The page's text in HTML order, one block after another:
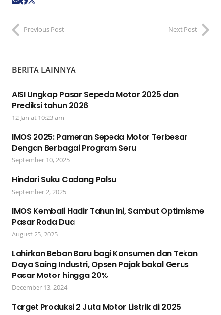
Previous Post Next Post
BERITA LAINNYA
AISI Ungkap Pasar Sepeda Motor 2025 dan
Prediksi tahun 2026
12 Jan at 10:23 am
IMOS 2025: Pameran Sepeda Motor Terbesar
Dengan Berbagai Program Seru
September 10, 2025
Hindari Suku Cadang Palsu
September 2, 2025
IMOS Kembali Hadir Tahun Ini, Sambut Optimisme
Pasar Roda Dua
August 25, 2025
Lahirkan Beban Baru bagi Konsumen dan Tekan
Daya Saing Industri, Opsen Pajak bakal Gerus
Pasar Motor hingga 20%
December 13, 2024
Target Produksi 2 Juta Motor Listrik di 2025